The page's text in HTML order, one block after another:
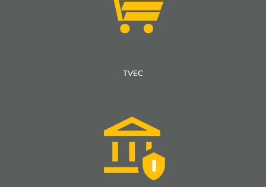
TVEC